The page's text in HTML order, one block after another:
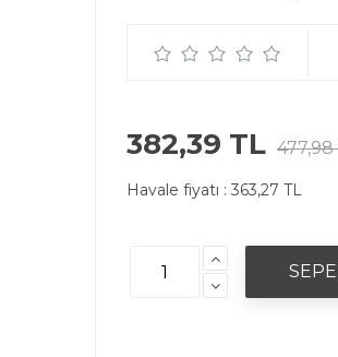
382,39 TL 477,98
Havale fiyatı : 363,27 TL